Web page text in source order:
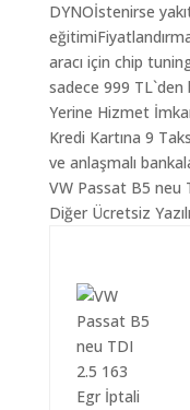
DYNOİstenirse
aracı için chip
sadece 999
Yerine Hizmet
Kredi Kartına 9
ve anlaşmalı
VW Passat B5 neu
Diğer Ücretsiz